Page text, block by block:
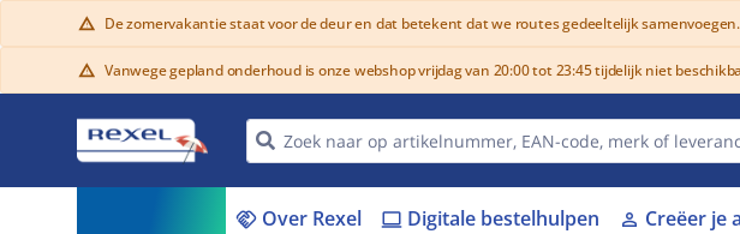
warning De zomervakantie staat voor de deur en dat betekent dat we routes gedeeltelijk samenvoegen.
warning Vanwege gepland onderhoud is onze webshop vrijdag van 20:00 tot 23:45 tijdelijk niet
handshake Over Rexel laptop Digitale bestelhulpen person Creëer je